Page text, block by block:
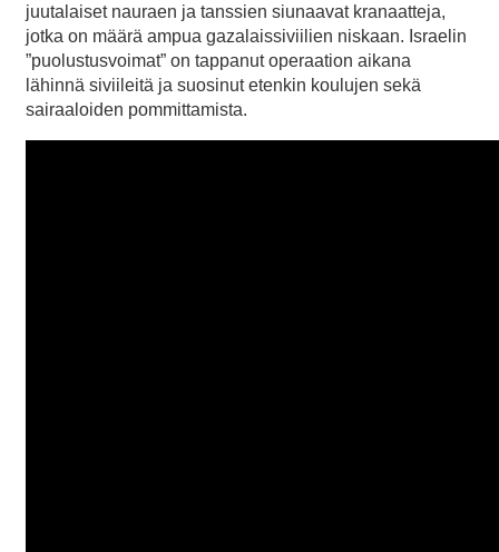
juutalaiset nauraen ja tanssien siunaavat kranaatteja,
jotka on määrä ampua gazalaissiviilien niskaan. Israelin
”puolustusvoimat” on tappanut operaation aikana
lähinnä siviileitä ja suosinut etenkin koulujen sekä
sairaaloiden pommittamista.